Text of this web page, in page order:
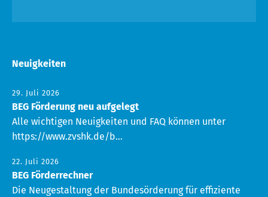
Neuigkeiten
29. Juli 2026
BEG Förderung neu aufgelegt
Alle wichtigen Neuigkeiten und FAQ können unter
https://www.zvshk.de/b...
22. Juli 2026
BEG Förderrechner
Die Neugestaltung der Bundesörderung für effiziente